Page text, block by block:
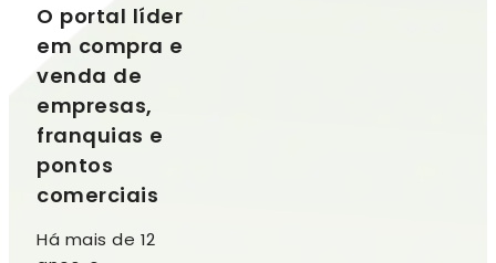
O portal líder
em compra e
venda de
empresas,
franquias e
pontos
comerciais
Há mais de 12